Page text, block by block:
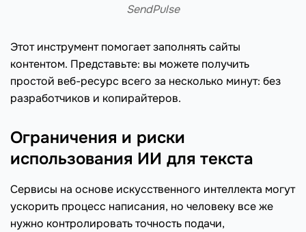
SendPulse
Этот инструмент помогает заполнять сайты
контентом. Представьте: вы можете получить
простой веб-ресурс всего за несколько минут: без
разработчиков и копирайтеров.
Ограничения и риски
использования ИИ для текста
Сервисы на основе искусственного интеллекта могут
ускорить процесс написания, но человеку все же
нужно контролировать точность подачи,